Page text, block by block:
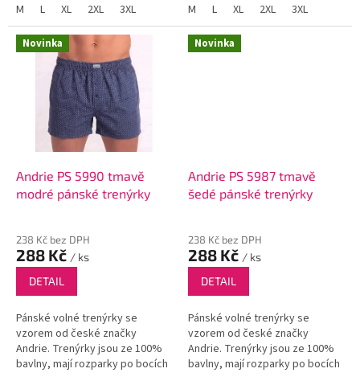
knoflíky.
M L XL 2XL 3XL
knoflíky.
M L XL 2XL 3XL
Novinka
Andrie PS 5990 tmavě
modré pánské trenýrky
238 Kč bez DPH
288 Kč / ks
DETAIL
Pánské volné trenýrky se
vzorem od české značky
Andrie. Trenýrky jsou ze 100%
bavlny, mají rozparky po bocích
Novinka
Andrie PS 5987 tmavě
šedé pánské trenýrky
238 Kč bez DPH
288 Kč / ks
DETAIL
Pánské volné trenýrky se
vzorem od české značky
Andrie. Trenýrky jsou ze 100%
bavlny, mají rozparky po bocích